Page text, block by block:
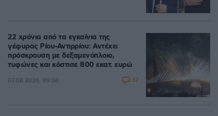
22 χρόνια από τα εγκαίνια της
γέφυρας Ρίου-Αντιρρίου: Αντέχει
πρόσκρουση με δεξαμενόπλοιο,
τυφώνες και κόστισε 800 εκατ. ευρώ
07.08.2026, 09:08 37